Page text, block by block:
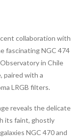
collaboration with
fascinating NGC 474
in Chile
paired with a
LRGB filters.
reveals the delicate
its faint, ghostly
NGC 470 and